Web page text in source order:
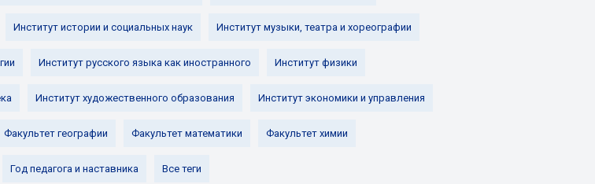
Институт истории и социальных наук Институт музыки, театра и хореографии
Институт русского языка как иностранного Институт физики
Институт художественного образования Институт экономики и управления
Факультет географии Факультет математики Факультет химии
Год педагога и наставника Все теги